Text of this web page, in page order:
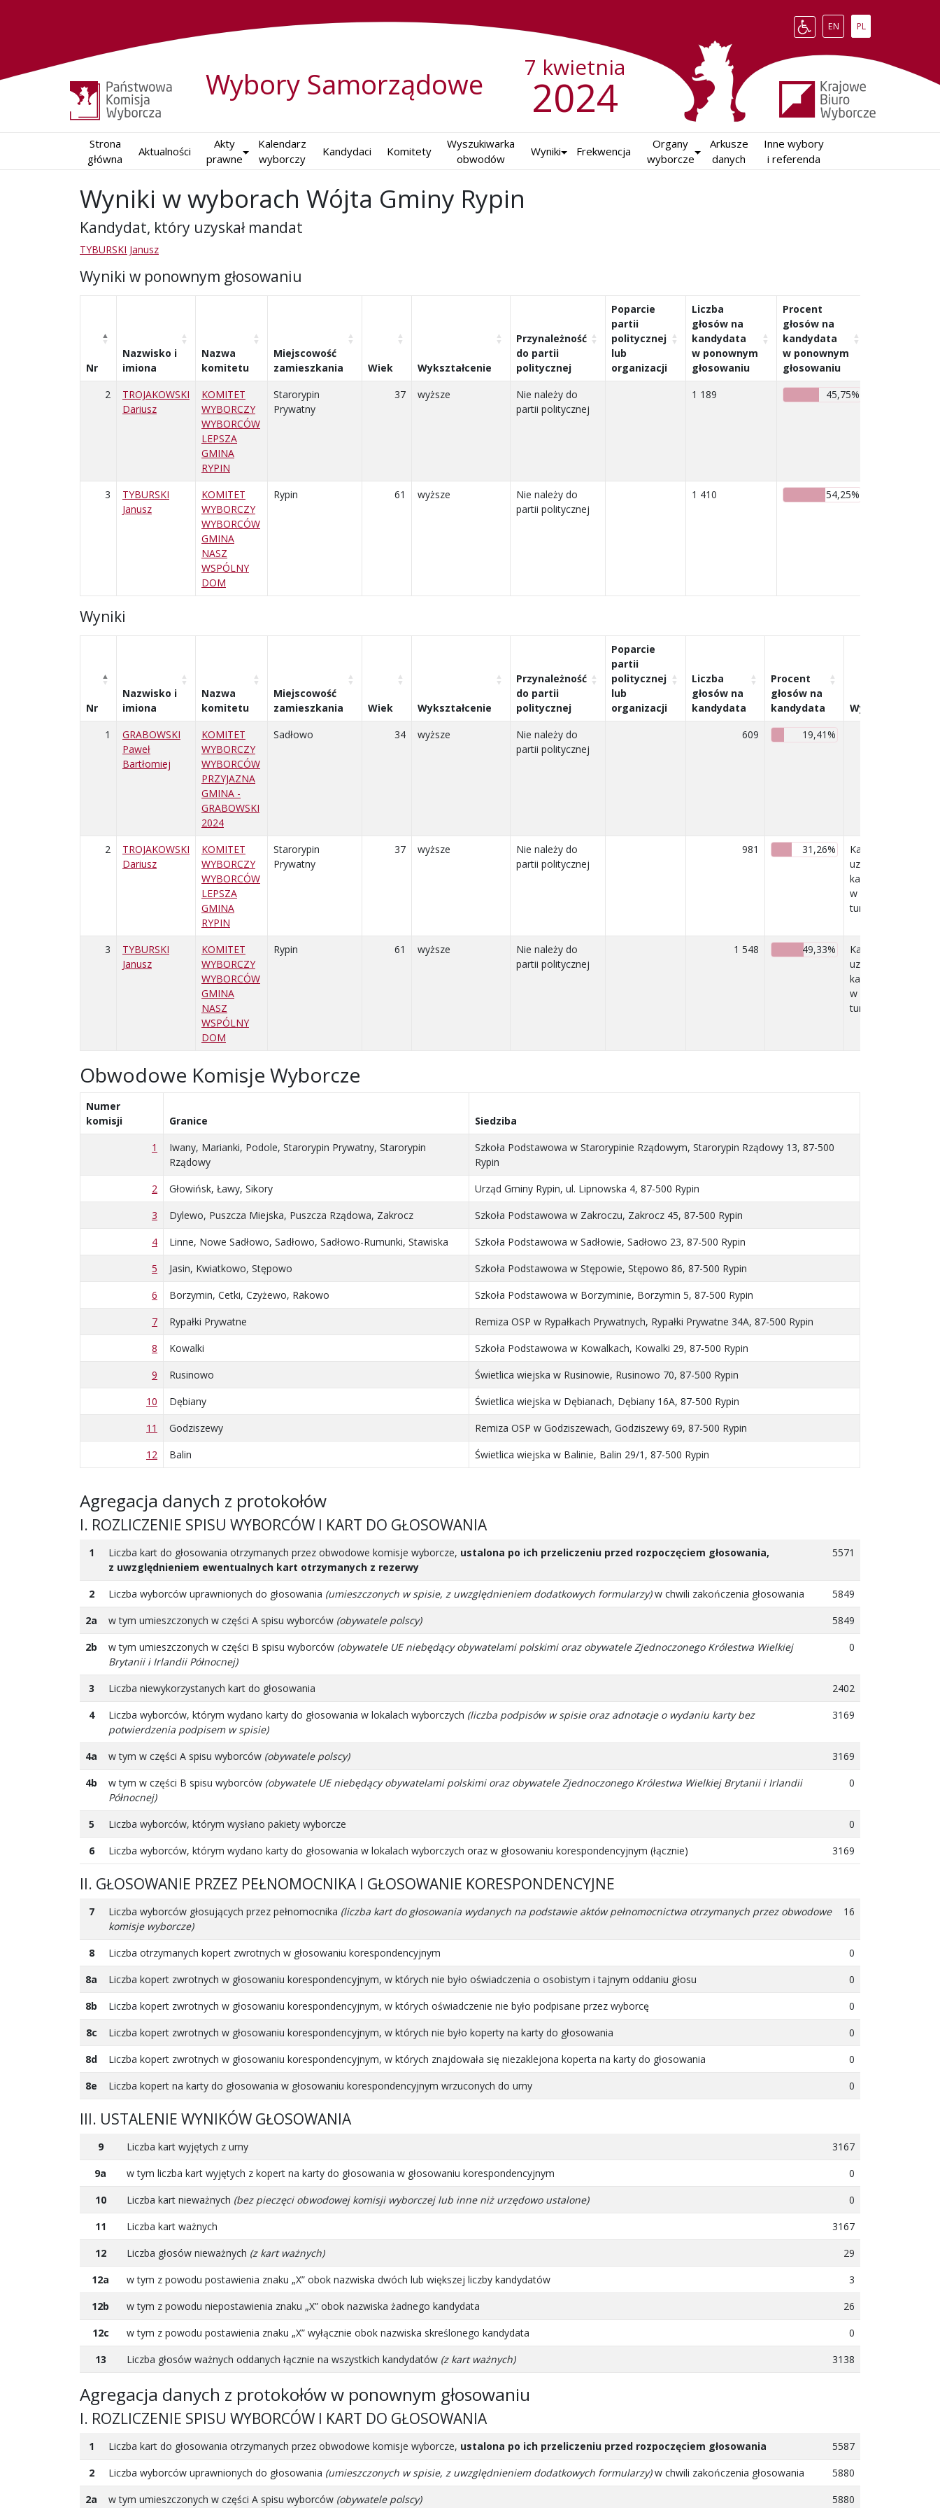
Change language to English
EN Zmień język na
PL
Wybory Samorządowe 2024
7 kwietnia
Strona
główna
Aktualności
Akty
prawne
Kalendarz
wyborczy
Kandydaci Komitety
Wyszukiwarka
obwodów
Wyniki Frekwencja
Organy
wyborcze
Arkusze
danych
Inne wybory
i referenda
Wyniki w wyborach Wójta Gminy Rypin
Kandydat, który uzyskał mandat
TYBURSKI Janusz
Wyniki w ponownym głosowaniu
Nr
Nazwisko i
imiona
Nazwa
komitetu
Miejscowość
zamieszkania
Wiek Wykształcenie
Przynależność
do partii
politycznej
Poparcie
partii
politycznej
lub
organizacji
Liczba
głosów na
kandydata
w ponownym
głosowaniu
Procent
głosów na
kandydata
w ponownym
głosowaniu
2
TROJAKOWSKI
Dariusz
KOMITET
WYBORCZY
WYBORCÓW
LEPSZA
GMINA
RYPIN
Starorypin
Prywatny
37 wyższe
Nie należy do
partii politycznej
1 189 45,75%
3
TYBURSKI
Janusz
KOMITET
WYBORCZY
WYBORCÓW
GMINA
NASZ
WSPÓLNY
DOM
Rypin 61 wyższe
Nie należy do
partii politycznej
1 410 54,25%
Wyniki
Nr
Nazwisko i
imiona
Nazwa
komitetu
Miejscowość
zamieszkania
Wiek Wykształcenie
Przynależność
do partii
politycznej
Poparcie
partii
politycznej
lub
organizacji
Liczba
głosów na
kandydata
Procent
głosów na
kandydata
Wyniki
1
GRABOWSKI
Paweł
Bartłomiej
KOMITET
WYBORCZY
WYBORCÓW
PRZYJAZNA
GMINA -
GRABOWSKI
2024
Sadłowo 34 wyższe
Nie należy do
partii politycznej
609 19,41%
2
TROJAKOWSKI
Dariusz
KOMITET
WYBORCZY
WYBORCÓW
LEPSZA
GMINA
RYPIN
Starorypin
Prywatny
37 wyższe
Nie należy do
partii politycznej
981 31,26%
Kandydat
uzyskał prawo
kandydowania
w drugiej
turze
3
TYBURSKI
Janusz
KOMITET
WYBORCZY
WYBORCÓW
GMINA
NASZ
WSPÓLNY
DOM
Rypin 61 wyższe
Nie należy do
partii politycznej
1 548 49,33%
Kandydat
uzyskał prawo
kandydowania
w drugiej
turze
Obwodowe Komisje Wyborcze
Numer
komisji
Granice
Siedziba
1
Iwany, Marianki, Podole, Starorypin Prywatny, Starorypin
Rządowy
Szkoła Podstawowa w Starorypinie Rządowym, Starorypin Rządowy 13, 87-500
Rypin
2
Głowińsk, Ławy, Sikory
Urząd Gminy Rypin, ul. Lipnowska 4, 87-500 Rypin
3
Dylewo, Puszcza Miejska, Puszcza Rządowa, Zakrocz
Szkoła Podstawowa w Zakroczu, Zakrocz 45, 87-500 Rypin
4
Linne, Nowe Sadłowo, Sadłowo, Sadłowo-Rumunki, Stawiska
Szkoła Podstawowa w Sadłowie, Sadłowo 23, 87-500 Rypin
5
Jasin, Kwiatkowo, Stępowo
Szkoła Podstawowa w Stępowie, Stępowo 86, 87-500 Rypin
6
Borzymin, Cetki, Czyżewo, Rakowo
Szkoła Podstawowa w Borzyminie, Borzymin 5, 87-500 Rypin
7
Rypałki Prywatne
Remiza OSP w Rypałkach Prywatnych, Rypałki Prywatne 34A, 87-500 Rypin
8
Kowalki
Szkoła Podstawowa w Kowalkach, Kowalki 29, 87-500 Rypin
9
Rusinowo
Świetlica wiejska w Rusinowie, Rusinowo 70, 87-500 Rypin
10
Dębiany
Świetlica wiejska w Dębianach, Dębiany 16A, 87-500 Rypin
11
Godziszewy
Remiza OSP w Godziszewach, Godziszewy 69, 87-500 Rypin
12
Balin Świetlica wiejska w Balinie, Balin 29/1, 87-500 Rypin
Agregacja danych z protokołów
I. ROZLICZENIE SPISU WYBORCÓW I KART DO GŁOSOWANIA
1 Liczba kart do głosowania otrzymanych przez obwodowe komisje wyborcze, ustalona po ich przeliczeniu przed rozpoczęciem głosowania,
z uwzględnieniem ewentualnych kart otrzymanych z rezerwy
5571
2 Liczba wyborców uprawnionych do głosowania (umieszczonych w spisie, z uwzględnieniem dodatkowych formularzy)w chwili zakończenia głosowania
5849
2a
w tym umieszczonych w części A spisu wyborców (obywatele polscy)
5849
2b
w tym umieszczonych w części B spisu wyborców (obywatele UE niebędący obywatelami polskimi oraz obywatele Zjednoczonego Królestwa Wielkiej
Brytanii i Irlandii Północnej)
0
3 Liczba niewykorzystanych kart do głosowania
2402
4
Liczba wyborców, którym wydano karty do głosowania w lokalach wyborczych (liczba podpisów w spisie oraz adnotacje o wydaniu karty bez
potwierdzenia podpisem w spisie)
3169
4a w tym w części A spisu wyborców (obywatele polscy)
3169
4b
w tym w części B spisu wyborców (obywatele UE niebędący obywatelami polskimi oraz obywatele Zjednoczonego Królestwa Wielkiej Brytanii i Irlandii
Północnej)
0
5 Liczba wyborców, którym wysłano pakiety wyborcze
0
6
Liczba wyborców, którym wydano karty do głosowania w lokalach wyborczych oraz w głosowaniu korespondencyjnym (łącznie) 3169
II. GŁOSOWANIE PRZEZ PEŁNOMOCNIKA I GŁOSOWANIE KORESPONDENCYJNE
7 Liczba wyborców głosujących przez pełnomocnika (liczba kart do głosowania wydanych na podstawie aktów pełnomocnictwa otrzymanych przez obwodowe
komisje wyborcze)
16
8 Liczba otrzymanych kopert zwrotnych w głosowaniu korespondencyjnym
0
8a
Liczba kopert zwrotnych w głosowaniu korespondencyjnym, w których nie było oświadczenia o osobistym i tajnym oddaniu głosu
0
8b
Liczba kopert zwrotnych w głosowaniu korespondencyjnym, w których oświadczenie nie było podpisane przez wyborcę
0
8c
Liczba kopert zwrotnych w głosowaniu korespondencyjnym, w których nie było koperty na karty do głosowania
0
8d
Liczba kopert zwrotnych w głosowaniu korespondencyjnym, w których znajdowała się niezaklejona koperta na karty do głosowania
0
8e
Liczba kopert na karty do głosowania w głosowaniu korespondencyjnym wrzuconych do urny 0
III. USTALENIE WYNIKÓW GŁOSOWANIA
9 Liczba kart wyjętych z urny
3167
9a
w tym liczba kart wyjętych z kopert na karty do głosowania w głosowaniu korespondencyjnym
0
10
Liczba kart nieważnych (bez pieczęci obwodowej komisji wyborczej lub inne niż urzędowo ustalone)
0
11
Liczba kart ważnych
3167
12
Liczba głosów nieważnych (z kart ważnych)
29
12a
w tym z powodu postawienia znaku „X” obok nazwiska dwóch lub większej liczby kandydatów
3
12b
w tym z powodu niepostawienia znaku „X” obok nazwiska żadnego kandydata
26
12c
w tym z powodu postawienia znaku „X” wyłącznie obok nazwiska skreślonego kandydata
0
13
Liczba głosów ważnych oddanych łącznie na wszystkich kandydatów (z kart ważnych) 3138
Agregacja danych z protokołów w ponownym głosowaniu
I. ROZLICZENIE SPISU WYBORCÓW I KART DO GŁOSOWANIA
1 Liczba kart do głosowania otrzymanych przez obwodowe komisje wyborcze, ustalona po ich przeliczeniu przed rozpoczęciem głosowania
5587
2
Liczba wyborców uprawnionych do głosowania (umieszczonych w spisie, z uwzględnieniem dodatkowych formularzy)w chwili zakończenia głosowania
5880
2a
w tym umieszczonych w części A spisu wyborców (obywatele polscy) 5880